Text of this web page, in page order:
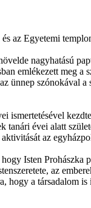
az Egyetemi
nagyhatású
emlékezett meg
ünnep szónokával
tanári évei alatt
az
Isten
az
a társadalom